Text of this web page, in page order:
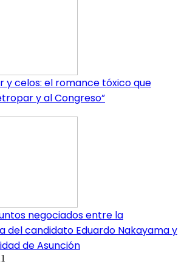
y celos: el romance tóxico que
y al Congreso”
negociados entre la
del candidato Eduardo Nakayama y
de Asunción